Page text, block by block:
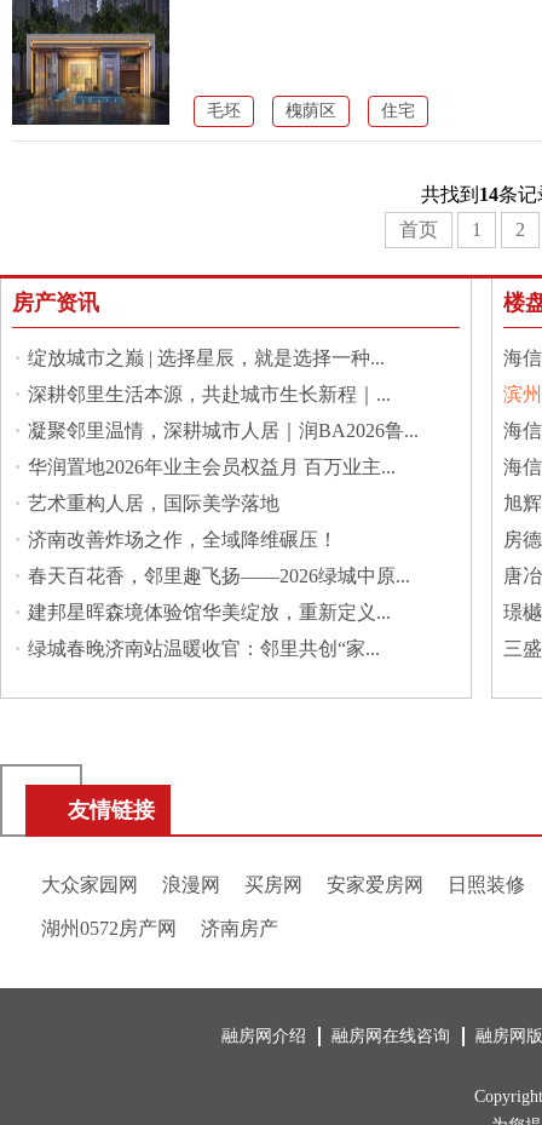
毛坯 槐荫区 住宅
共找到 14条记
首页
1 2
房产资讯
· 绽放城市之巅 | 选择星辰，就是选择一种...
· 深耕邻里生活本源，共赴城市生长新程｜...
· 凝聚邻里温情，深耕城市人居｜润BA2026鲁...
· 华润置地2026年业主会员权益月 百万业主...
· 艺术重构人居，国际美学落地
· 济南改善炸场之作，全域降维碾压！
· 春天百花香，邻里趣飞扬——2026绿城中原...
· 建邦星晖森境体验馆华美绽放，重新定义...
· 绿城春晚济南站温暖收官：邻里共创“家...
楼
海
滨
馆
海
海
旭
房
城
唐
璟樾
三
友情链接
大众家园网 浪漫网 买房网 安家爱房网 日照装修
湖州0572房产网 济南房产
融房网介绍 融房网在线咨询 融房网